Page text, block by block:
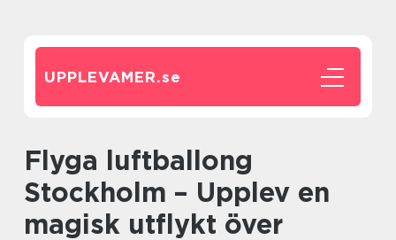
UPPLEVAMER.se
Flyga luftballong
Stockholm – Upplev en
magisk utflykt över